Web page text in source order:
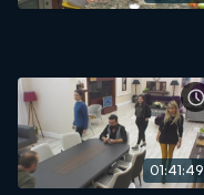
01:41:49